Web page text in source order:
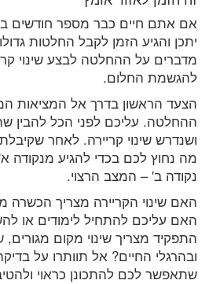
אם אתם חיים כבר מספר חודשים
יתכן והגיע הזמן לקבל החלטות
מדברים על ההחלטה לבצע שינוי
להגשמת החלום.
הצעד הראשון בדרך אל המציאות
ההחלטה. עליכם לפני הכל להבין
ושנדרש שינוי קריירה. לאחר
מה נחוץ לכם בכדי להגיע מנקודה
נקודה ב' – המצב הרצוי.
האם שינוי הקריירה מצריך הכשרה
האם עליכם להתחיל לימודים או
התפקיד מצריך שינוי מקום מגורים,
ובהרגלי החיים? אל תוותרו על
שתאפשר לכם להתכונן כראוי